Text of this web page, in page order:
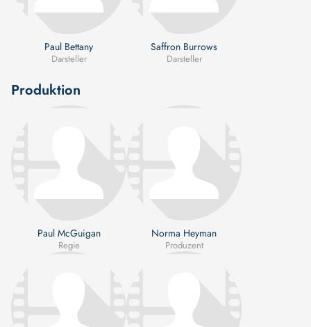
Paul Bettany
Darsteller
Saffron Burrows
Darsteller
Produktion
Paul McGuigan
Regie
Norma Heyman
Produzent